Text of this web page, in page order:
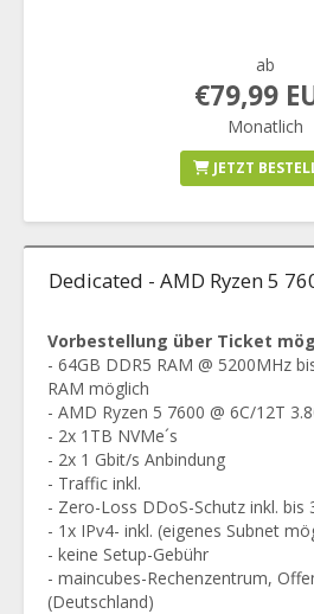
ab
€79,99
Monatlich
JETZT
Dedicated - AMD Ryzen 5
Vorbestellung über Ticket
- 64GB DDR5 RAM @ 5200MHz
RAM möglich
- AMD Ryzen 5 7600 @ 6C/12T
- 2x 1TB NVMe´s
- 2x 1 Gbit/s Anbindung
- Traffic inkl.
- Zero-Loss DDoS-Schutz inkl. bis
- 1x IPv4- inkl. (eigenes Subnet
- keine Setup-Gebühr
- maincubes-Rechenzentrum,
(Deutschland)